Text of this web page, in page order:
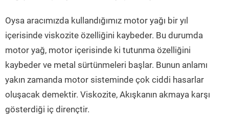
Oysa aracımızda kullandığımız motor yağı bir yıl
içerisinde viskozite özelliğini kaybeder. Bu durumda
motor yağ, motor içerisinde ki tutunma özelliğini
kaybeder ve metal sürtünmeleri başlar. Bunun anlamı
yakın zamanda motor sisteminde çok ciddi hasarlar
oluşacak demektir. Viskozite, Akışkanın akmaya karşı
gösterdiği iç dirençtir.